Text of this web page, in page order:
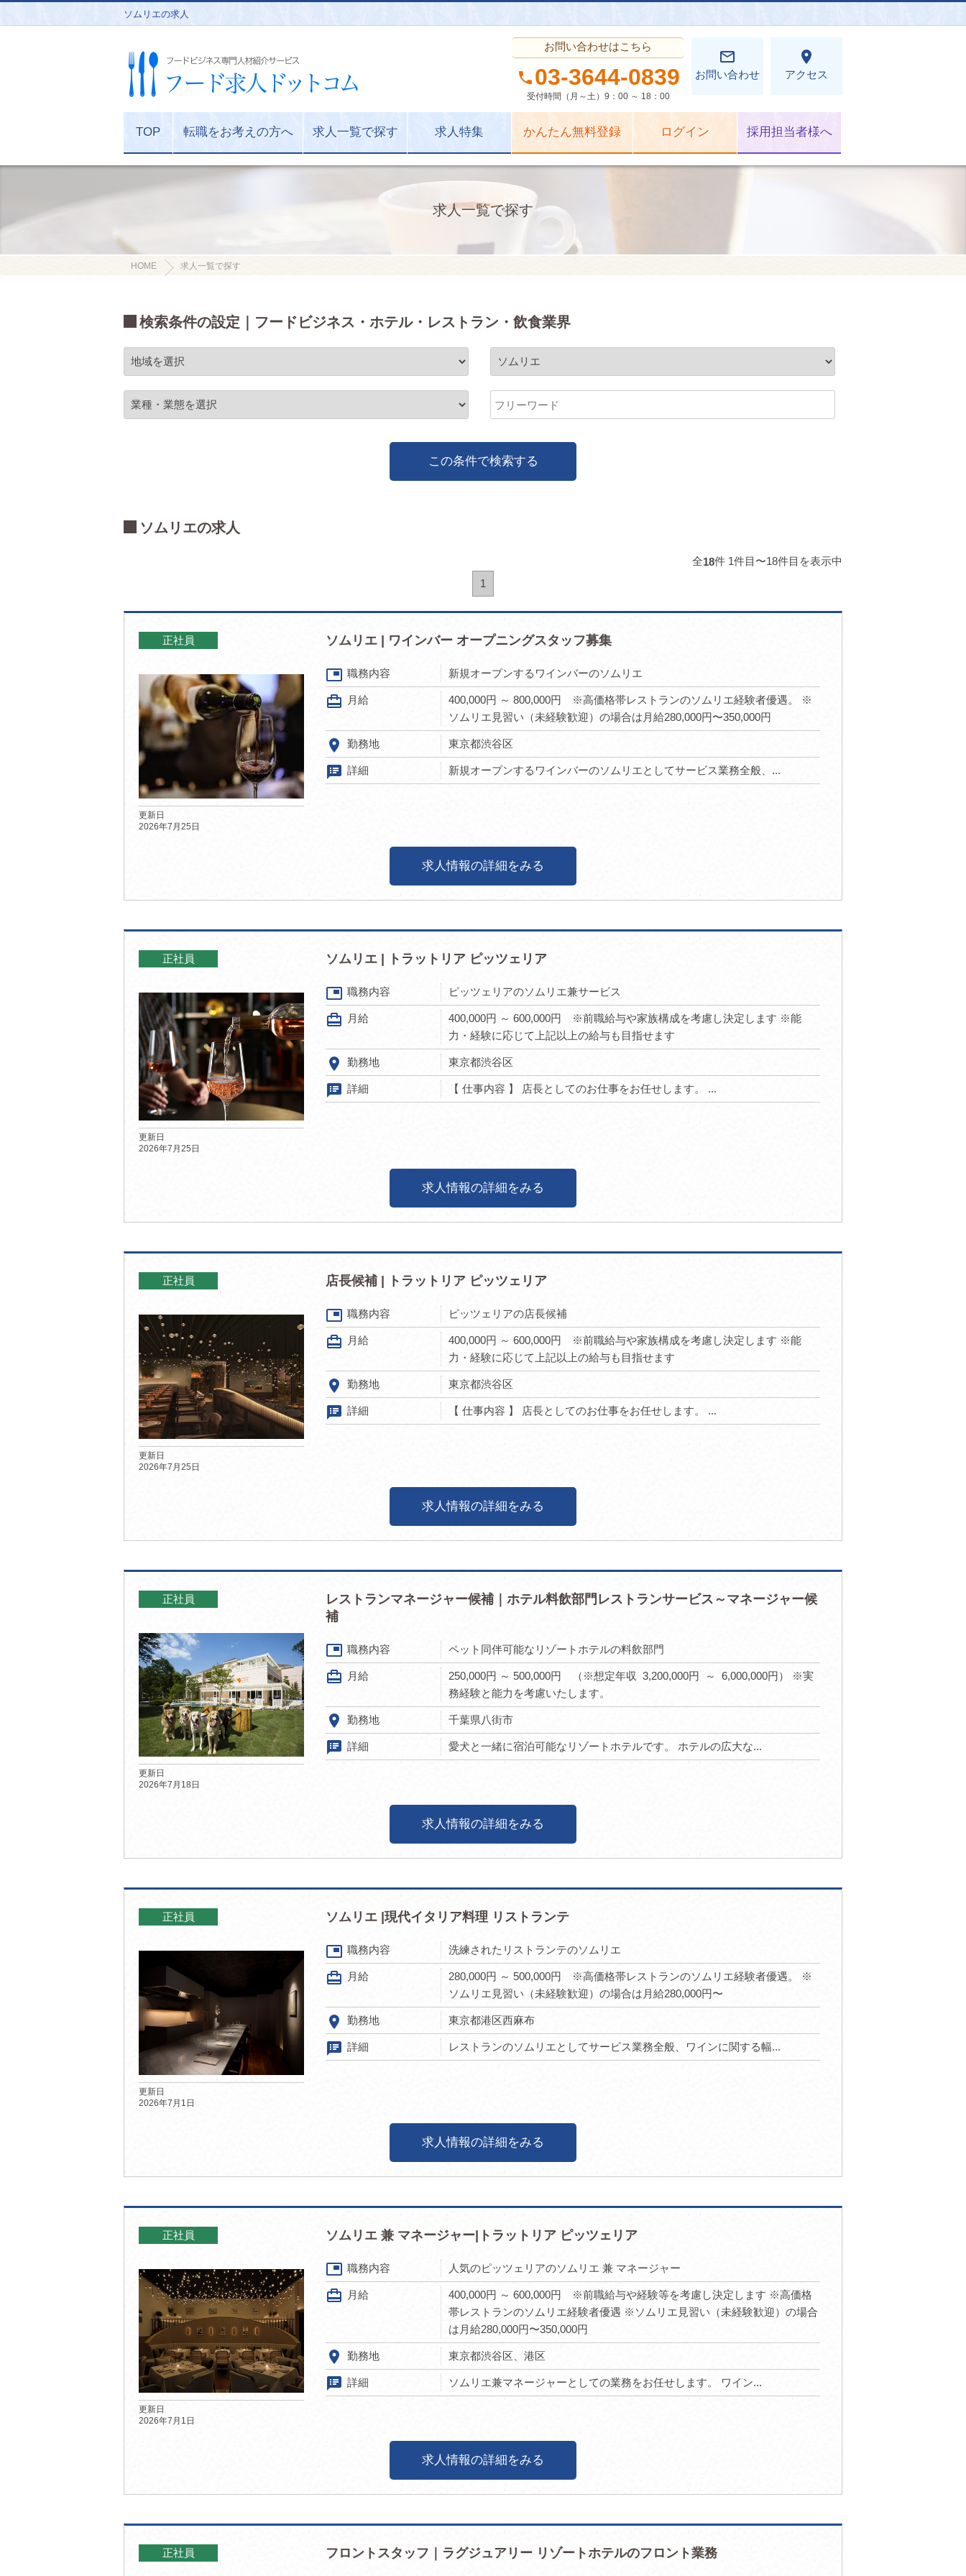
ソムリエの求人
place
アクセス
mail_outline
お問い合わせ
お問い合わせはこちら
phone 03-3644-0839
受付時間（月～土）9：00 ～ 18：00
TOP 転職をお考えの方へ 求人一覧で探す 求人特集 かんたん無料登録 ログイン 採用担当者様へ
求人一覧で探す
HOME 求人一覧で探す
検索条件の設定｜フードビジネス・ホテル・レストラン・飲食業界
この条件で検索する
ソムリエの求人
全18件 1件目〜18件目を表示中
1
正社員
更新日
2026年7月25日
ソムリエ | ワインバー オープニングスタッフ募集
picture_in_picture 職務内容 新規オープンするワインバーのソムリエ
card_travel 月給
400,000円 ～ 800,000円 ※高価格帯レストランのソムリエ経験者優遇。 ※
ソムリエ見習い（未経験歓迎）の場合は月給280,000円〜350,000円
room 勤務地 東京都渋谷区
speaker_notes 詳細 新規オープンするワインバーのソムリエとしてサービス業務全般、...
求人情報の詳細をみる
正社員
更新日
2026年7月25日
ソムリエ | トラットリア ピッツェリア
picture_in_picture 職務内容 ピッツェリアのソムリエ兼サービス
card_travel 月給
400,000円 ～ 600,000円 ※前職給与や家族構成を考慮し決定します ※能
力・経験に応じて上記以上の給与も目指せます
room 勤務地 東京都渋谷区
speaker_notes 詳細 【 仕事内容 】 店長としてのお仕事をお任せします。 ...
求人情報の詳細をみる
正社員
更新日
2026年7月25日
店長候補 | トラットリア ピッツェリア
picture_in_picture 職務内容 ピッツェリアの店長候補
card_travel 月給
400,000円 ～ 600,000円 ※前職給与や家族構成を考慮し決定します ※能
力・経験に応じて上記以上の給与も目指せます
room 勤務地 東京都渋谷区
speaker_notes 詳細 【 仕事内容 】 店長としてのお仕事をお任せします。 ...
求人情報の詳細をみる
正社員
更新日
2026年7月18日
レストランマネージャー候補｜ホテル料飲部門レストランサービス～マネージャー候
補
picture_in_picture 職務内容 ペット同伴可能なリゾートホテルの料飲部門
card_travel 月給
250,000円 ～ 500,000円 （※想定年収 3,200,000円 ～ 6,000,000円） ※実
務経験と能力を考慮いたします。
room 勤務地 千葉県八街市
speaker_notes 詳細 愛犬と一緒に宿泊可能なリゾートホテルです。 ホテルの広大な...
求人情報の詳細をみる
正社員
更新日
2026年7月1日
ソムリエ |現代イタリア料理 リストランテ
picture_in_picture 職務内容 洗練されたリストランテのソムリエ
card_travel 月給
280,000円 ～ 500,000円 ※高価格帯レストランのソムリエ経験者優遇。 ※
ソムリエ見習い（未経験歓迎）の場合は月給280,000円〜
room 勤務地 東京都港区西麻布
speaker_notes 詳細 レストランのソムリエとしてサービス業務全般、ワインに関する幅...
求人情報の詳細をみる
正社員
更新日
2026年7月1日
ソムリエ 兼 マネージャー|トラットリア ピッツェリア
picture_in_picture 職務内容 人気のピッツェリアのソムリエ 兼 マネージャー
card_travel 月給
400,000円 ～ 600,000円 ※前職給与や経験等を考慮し決定します ※高価格
帯レストランのソムリエ経験者優遇 ※ソムリエ見習い（未経験歓迎）の場合
は月給280,000円〜350,000円
room 勤務地 東京都渋谷区、港区
speaker_notes 詳細 ソムリエ兼マネージャーとしての業務をお任せします。 ワイン...
求人情報の詳細をみる
正社員 フロントスタッフ｜ラグジュアリー リゾートホテルのフロント業務